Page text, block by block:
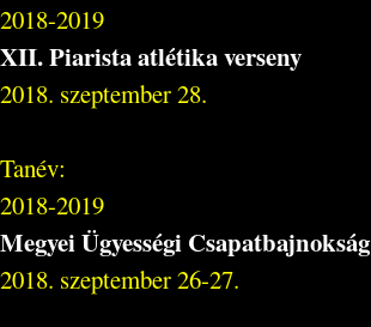
2018-2019
XII. Piarista atlétika verseny
2018. szeptember 28.
Tanév:
2018-2019
Megyei Ügyességi Csapatbajnokság
2018. szeptember 26-27.